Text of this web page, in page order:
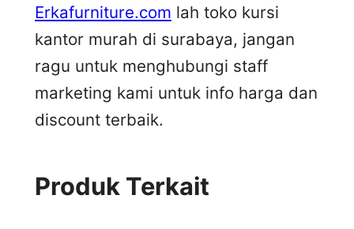
Erkafurniture.com lah toko kursi
kantor murah di surabaya, jangan
ragu untuk menghubungi staff
marketing kami untuk info harga dan
discount terbaik.
Produk Terkait